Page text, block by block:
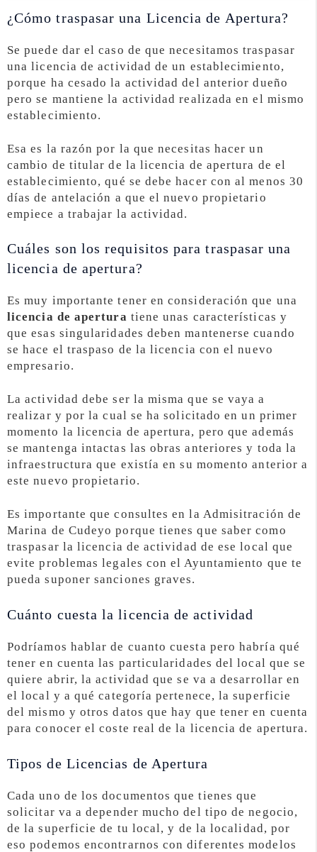
¿Cómo traspasar una Licencia de Apertura?
Se puede dar el caso de que necesitamos traspasar
una licencia de actividad de un establecimiento,
porque ha cesado la actividad del anterior dueño
pero se mantiene la actividad realizada en el mismo
establecimiento.
Esa es la razón por la que necesitas hacer un
cambio de titular de la licencia de apertura de el
establecimiento, qué se debe hacer con al menos 30
días de antelación a que el nuevo propietario
empiece a trabajar la actividad.
Cuáles son los requisitos para traspasar una
licencia de apertura?
Es muy importante tener en consideración que una
licencia de apertura tiene unas características y
que esas singularidades deben mantenerse cuando
se hace el traspaso de la licencia con el nuevo
empresario.
La actividad debe ser la misma que se vaya a
realizar y por la cual se ha solicitado en un primer
momento la licencia de apertura, pero que además
se mantenga intactas las obras anteriores y toda la
infraestructura que existía en su momento anterior a
este nuevo propietario.
Es importante que consultes en la Admisitración de
Marina de Cudeyo porque tienes que saber como
traspasar la licencia de actividad de ese local que
evite problemas legales con el Ayuntamiento que te
pueda suponer sanciones graves.
Cuánto cuesta la licencia de actividad
Podríamos hablar de cuanto cuesta pero habría qué
tener en cuenta las particularidades del local que se
quiere abrir, la actividad que se va a desarrollar en
el local y a qué categoría pertenece, la superficie
del mismo y otros datos que hay que tener en cuenta
para conocer el coste real de la licencia de apertura.
Tipos de Licencias de Apertura
Cada uno de los documentos que tienes que
solicitar va a depender mucho del tipo de negocio,
de la superficie de tu local, y de la localidad, por
eso podemos encontrarnos con diferentes modelos